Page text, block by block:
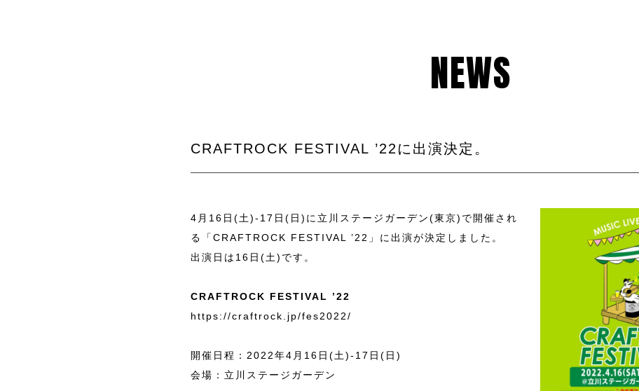
NEWS
CRAFTROCK FESTIVAL ’22に出演決定。
4月16日(土)-17日(日)に立川ステージガーデン(東京)で開催され
る「CRAFTROCK FESTIVAL ’22」に出演が決定しました。
出演日は16日(土)です。
CRAFTROCK FESTIVAL ’22
https://craftrock.jp/fes2022/
開催日程：2022年4月16日(土)-17日(日)
会場：立川ステージガーデン